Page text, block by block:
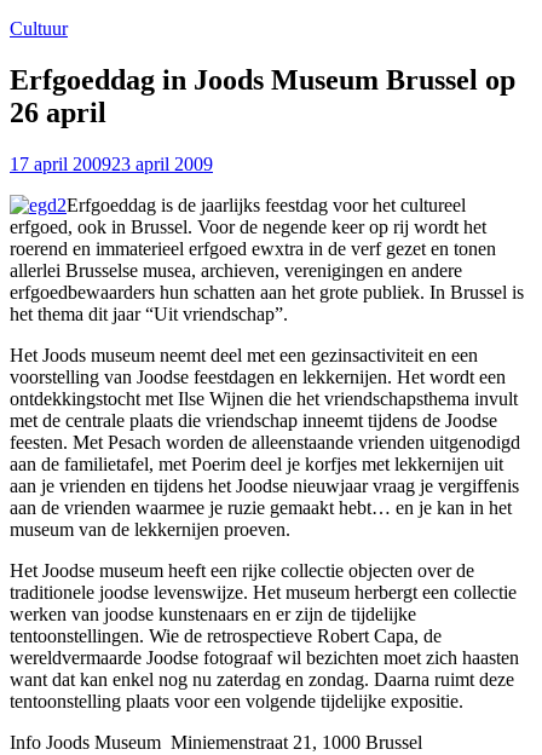
Cultuur
Erfgoeddag in Joods Museum Brussel op
26 april
17 april 200923 april 2009
Erfgoeddag is de jaarlijks feestdag voor het cultureel
erfgoed, ook in Brussel. Voor de negende keer op rij wordt het
roerend en immaterieel erfgoed ewxtra in de verf gezet en tonen
allerlei Brusselse musea, archieven, verenigingen en andere
erfgoedbewaarders hun schatten aan het grote publiek. In Brussel is
het thema dit jaar “Uit vriendschap”.
Het Joods museum neemt deel met een gezinsactiviteit en een
voorstelling van Joodse feestdagen en lekkernijen. Het wordt een
ontdekkingstocht met Ilse Wijnen die het vriendschapsthema invult
met de centrale plaats die vriendschap inneemt tijdens de Joodse
feesten. Met Pesach worden de alleenstaande vrienden uitgenodigd
aan de familietafel, met Poerim deel je korfjes met lekkernijen uit
aan je vrienden en tijdens het Joodse nieuwjaar vraag je vergiffenis
aan de vrienden waarmee je ruzie gemaakt hebt… en je kan in het
museum van de lekkernijen proeven.
Het Joodse museum heeft een rijke collectie objecten over de
traditionele joodse levenswijze. Het museum herbergt een collectie
werken van joodse kunstenaars en er zijn de tijdelijke
tentoonstellingen. Wie de retrospectieve Robert Capa, de
wereldvermaarde Joodse fotograaf wil bezichten moet zich haasten
want dat kan enkel nog nu zaterdag en zondag. Daarna ruimt deze
tentoonstelling plaats voor een volgende tijdelijke expositie.
Info Joods Museum Miniemenstraat 21, 1000 Brussel